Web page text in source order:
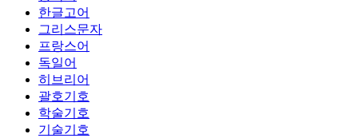
한글고어
그리스문자
프랑스어
독일어
히브리어
괄호기호
학술기호
기술기호